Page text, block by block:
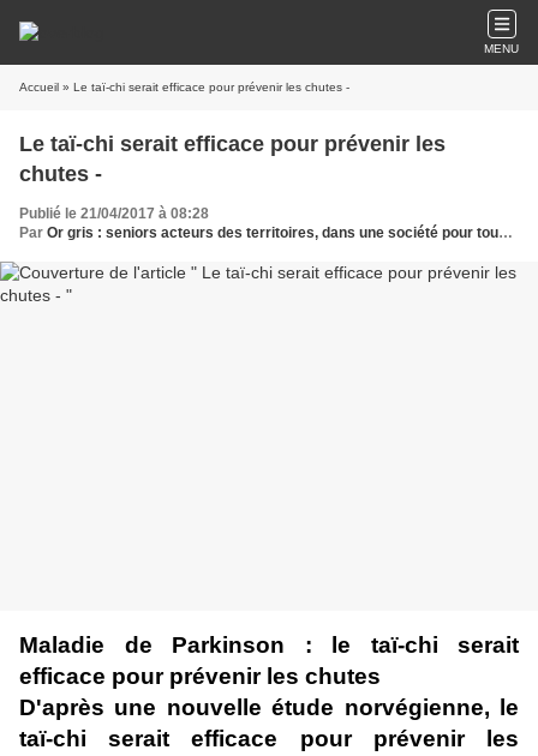
MENU
Accueil » Le taï-chi serait efficace pour prévenir les chutes -
Le taï-chi serait efficace pour prévenir les
chutes -
Publié le 21/04/2017 à 08:28
Par Or gris : seniors acteurs des territoires, dans une société pour tous les âges
Maladie de Parkinson : le taï-chi serait
efficace pour prévenir les chutes
D'après une nouvelle étude norvégienne, le
taï-chi serait efficace pour prévenir les